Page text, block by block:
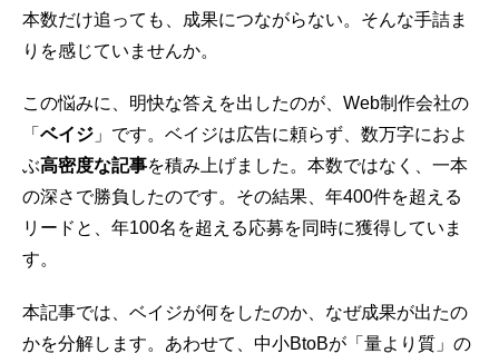
本数だけ追っても、成果につながらない。そんな手詰ま
りを感じていませんか。
この悩みに、明快な答えを出したのが、Web制作会社の
「 ベイジ 」です。ベイジは広告に頼らず、数万字におよ
ぶ高密度な記事を積み上げました。本数ではなく、一本
の深さで勝負したのです。その結果、年400件を超える
リードと、年100名を超える応募を同時に獲得していま
す。
本記事では、ベイジが何をしたのか、なぜ成果が出たの
かを分解します。あわせて、中小BtoBが「量より質」の